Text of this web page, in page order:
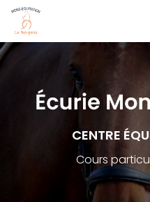
Aller
contenu
principal
CENTRE
Cours